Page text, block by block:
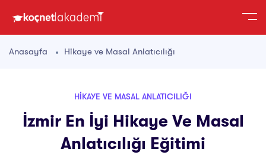
Anasayfa Hikaye ve Masal Anlatıcılığı
HIKAYE VE MASAL ANLATICILIĞI
İzmir En İyi Hikaye Ve Masal
Anlatıcılığı Eğitimi